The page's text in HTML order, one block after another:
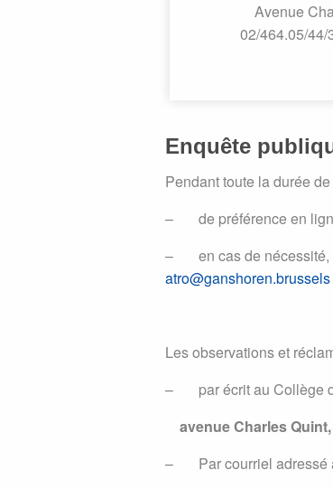
Avenue
02/464.05/44/
Enquête
Pendant toute la durée
– de préférence en
– en cas de nécessité,
atro@ganshoren.brussels
Les observations et
– par écrit au Collège
avenue Charles
– Par courriel adressé